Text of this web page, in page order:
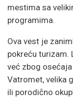
mestima sa
programima.
Ova vest je
pokreću turizam.
već zbog
Vatromet, velika
ili porodično